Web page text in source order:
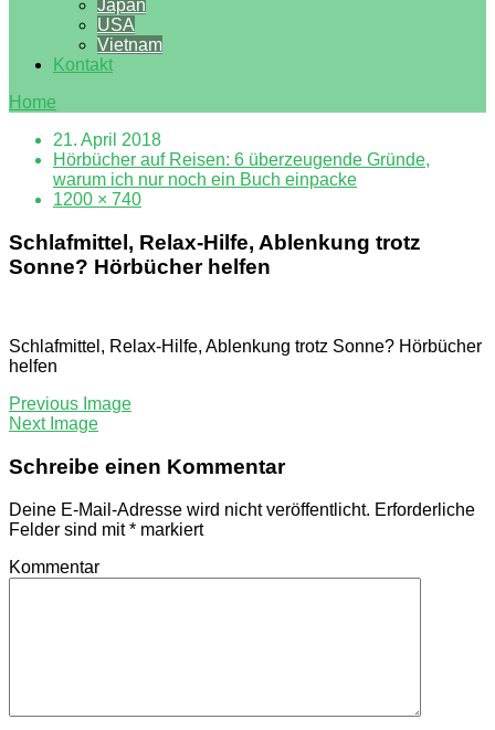
Japan
USA
Vietnam
Kontakt
Home
21. April 2018
Hörbücher auf Reisen: 6 überzeugende Gründe,
warum ich nur noch ein Buch einpacke
1200 × 740
Schlafmittel, Relax-Hilfe, Ablenkung trotz
Sonne? Hörbücher helfen
Schlafmittel, Relax-Hilfe, Ablenkung trotz Sonne? Hörbücher
helfen
Previous Image
Next Image
Schreibe einen Kommentar
Deine E-Mail-Adresse wird nicht veröffentlicht. Erforderliche
Felder sind mit* markiert
Kommentar